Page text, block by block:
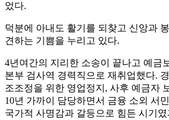
었다.
덕분에 아내도 활기를 되찾고 신앙과
견하는 기쁨을 누리고 있다.
4년여간의 지리한 소송이 끝나고 예금
본부 검사역 경력직으로 재취업했다.
조조정을 위한 영업정지, 사후 예금자
10년 가까이 담당하면서 금융 소외 서
국가적 사명감과 갈등으로 힘든 시기